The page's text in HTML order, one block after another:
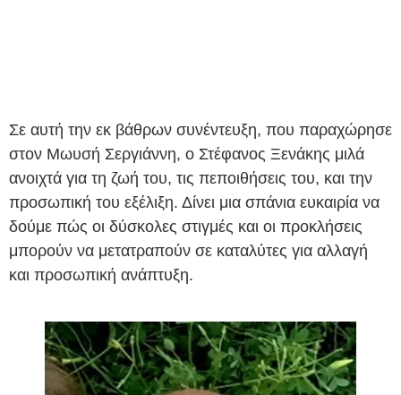
Σε αυτή την εκ βάθρων συνέντευξη, που παραχώρησε
στον Μωυσή Σεργιάννη, ο Στέφανος Ξενάκης μιλά
ανοιχτά για τη ζωή του, τις πεποιθήσεις του, και την
προσωπική του εξέλιξη. Δίνει μια σπάνια ευκαιρία να
δούμε πώς οι δύσκολες στιγμές και οι προκλήσεις
μπορούν να μετατραπούν σε καταλύτες για αλλαγή
και προσωπική ανάπτυξη.